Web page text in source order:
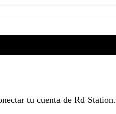
tu cuenta de Rd Station.